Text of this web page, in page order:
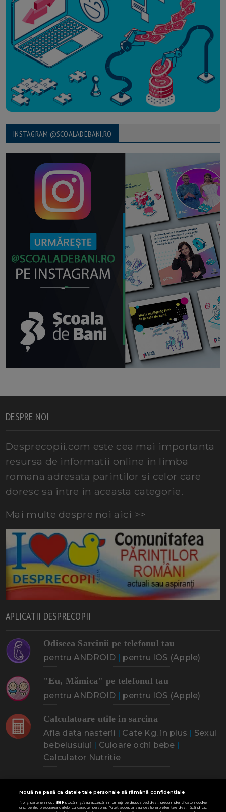
INSTAGRAM @SCOALADEBANI.RO
DESPRE NOI
Desprecopii.com este cea mai importanta
resursa de informatii online in limba
romana adresata parintilor si celor care
doresc sa intre in aceasta categorie.
Mai multe despre noi aici >>
APLICATII DESPRECOPII
Odiseea Sarcinii pe telefonul tau
pentru ANDROID | pentru IOS (Apple)
"Eu, Mămica" pe telefonul tau
pentru ANDROID | pentru IOS (Apple)
Calculatoare utile in sarcina
Afla data nasterii | Cate Kg. in plus | Sexul
bebelusului | Culoare ochi bebe |
Calculator Nutritie
CINE ESTI? CE CAUTI?
Doresc un copil Adoptia Probleme cu sarcina
Nouă ne pasă ca datele tale personale să rămână confidențiale
Noi și partenerii noștri589stocăm și/sau accesăm informații pe dispozitivul dvs., precum identificatorii cookie
unici pentru prelucrarea datelor cu caracter personal. Puteți accepta sau gestiona preferințele dvs. făcând clic